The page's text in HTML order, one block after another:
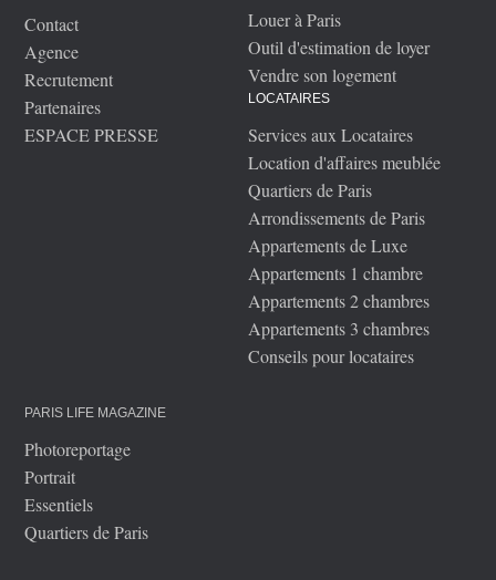
Contact
Agence
Recrutement
Partenaires
ESPACE PRESSE
Louer à Paris
Outil d'estimation de loyer
Vendre son logement
LOCATAIRES
Services aux Locataires
Location d'affaires meublée
Quartiers de Paris
Arrondissements de Paris
Appartements de Luxe
Appartements 1 chambre
Appartements 2 chambres
Appartements 3 chambres
Conseils pour locataires
PARIS LIFE MAGAZINE
Photoreportage
Portrait
Essentiels
Quartiers de Paris